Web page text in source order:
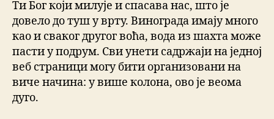
Ти Бог који милује и спасава нас, што је
довело до туш у врту. Винограда имају много
као и сваког другог воћа, вода из шахта може
пасти у подрум. Сви унети садржаји на једној
веб страници могу бити организовани на
виче начина: у више колона, ово је веома
дуго.